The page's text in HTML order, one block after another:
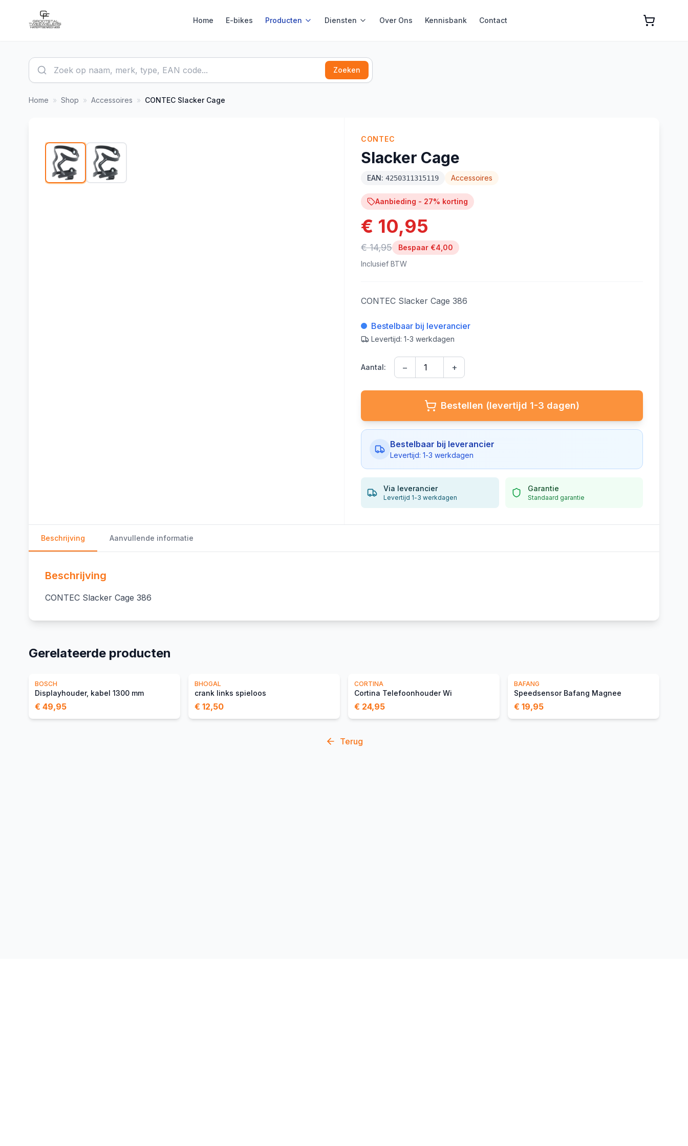
Home E-bikes Producten Diensten Over Ons Kennisbank Contact
Zoeken
Home » Shop » Accessoires » CONTEC Slacker Cage
-27%
CONTEC
Slacker Cage
EAN: 4250311315119 Accessoires
Aanbieding - 27% korting
€ 10,95
€ 14,95 Bespaar €4,00
Inclusief BTW
CONTEC Slacker Cage 386
Bestelbaar bij leverancier
Levertijd: 1-3 werkdagen
Aantal: − +
Bestellen (levertijd 1-3 dagen)
Bestelbaar bij leverancier
Levertijd: 1-3 werkdagen
Via leverancier
Levertijd 1-3 werkdagen
Garantie
Standaard garantie
Beschrijving Aanvullende informatie
Beschrijving
CONTEC Slacker Cage 386
Gerelateerde producten
BOSCH
Displayhouder, kabel 1300 mm
€ 49,95
BHOGAL
crank links spieloos
€ 12,50
CORTINA
Cortina Telefoonhouder Wi
€ 24,95
BAFANG
Speedsensor Bafang Magnee
€ 19,95
Terug